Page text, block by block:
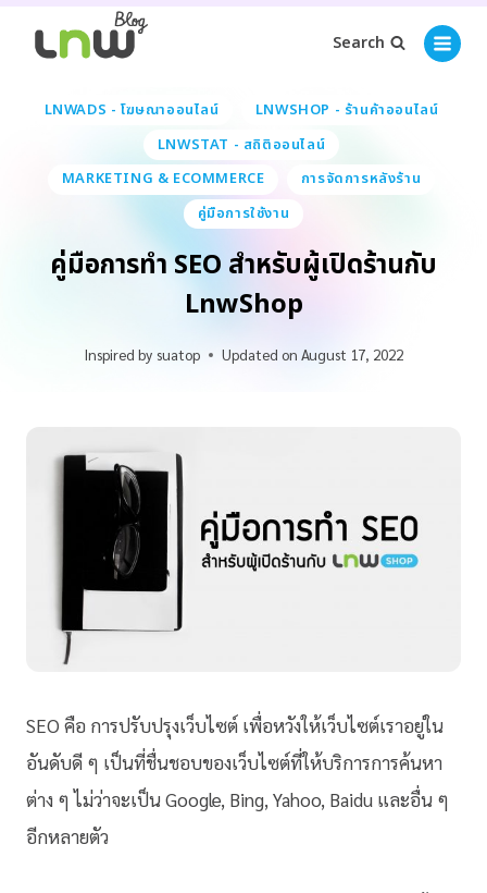
Search
LNWADS - โฆษณาออนไลน์
LNWSHOP - ร้านค้าออนไลน์
LNWSTAT - สถิติออนไลน์
MARKETING & ECOMMERCE
การจัดการหลังร้าน
คู่มือการใช้งาน
คู่มือการทำ SEO สำหรับผู้เปิดร้านกับ
LnwShop
Inspired by suatop Updated on August 17, 2022
SEO คือ การปรับปรุงเว็บไซต์ เพื่อหวังให้เว็บไซต์เราอยู่ใน
อันดับดี ๆ เป็นที่ชื่นชอบของเว็บไซต์ที่ให้บริการการค้นหา
ต่าง ๆ ไม่ว่าจะเป็น Google, Bing, Yahoo, Baidu และอื่น ๆ
อีกหลายตัว